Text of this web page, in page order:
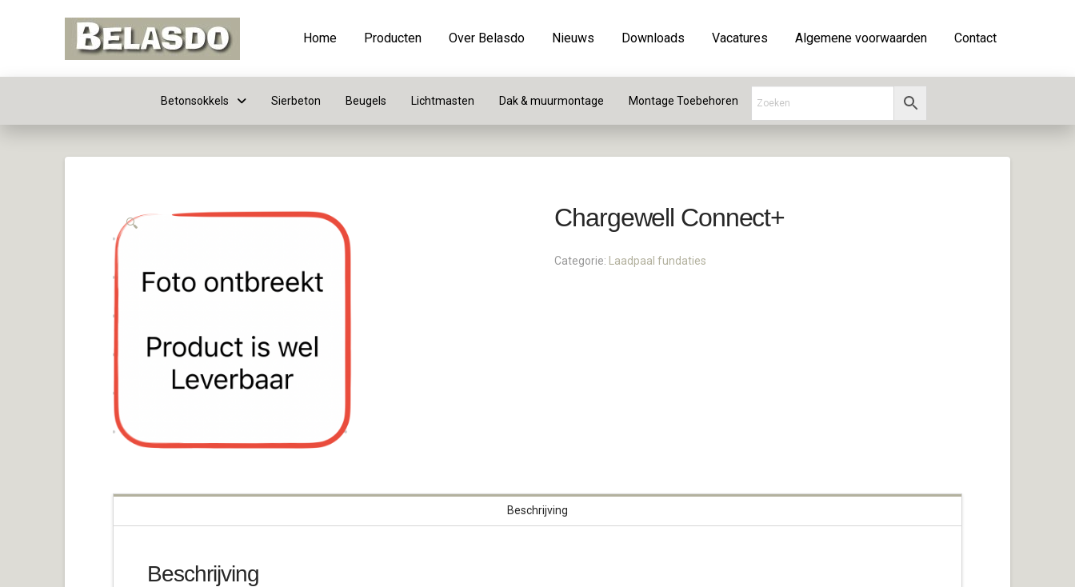
Home Producten Over Belasdo Nieuws Downloads Vacatures Algemene voorwaarden Contact
Betonsokkels Sierbeton Beugels Lichtmasten Dak & muurmontage Montage Toebehoren
🔍 Chargewell Connect+
Categorie: Laadpaal fundaties
Beschrijving
Beschrijving